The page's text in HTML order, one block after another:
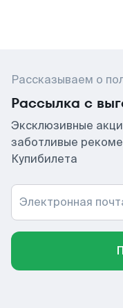
Рассказываем о
Рассылка с
Эксклюзивные
заботливые
Купибилета
Электронная